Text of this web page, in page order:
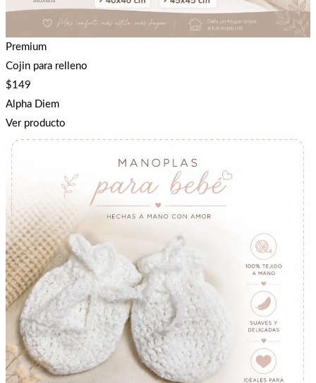
Premium
Cojin para relleno
$149
Alpha Diem
Ver producto